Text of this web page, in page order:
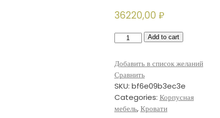
36220,00 ₽
МягКр-017Add to cart
Добавить в список желаний
Сравнить
SKU: bf6e09b3ec3e
Categories: Корпусная
мебель,Кровати